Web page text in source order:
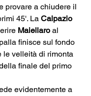
provare a chiudere il
45'. La Calpazio
Maiellaro al
finisce sul fondo
le velleità di rimonta
finale del primo
evidentemente a